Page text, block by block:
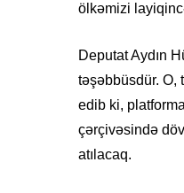
ölkəmizi
Deputat Aydın
təşəbbüsdür. O,
edib ki,
çərçivəsində
atılacaq.